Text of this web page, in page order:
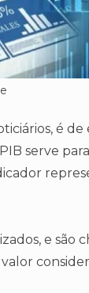
é
serve
e são